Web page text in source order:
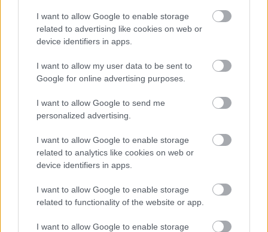
I want to allow Google to enable storage
related to advertising like cookies on web or
device identifiers in apps.
I want to allow my user data to be sent to
Google for online advertising purposes.
I want to allow Google to send me
personalized advertising.
I want to allow Google to enable storage
related to analytics like cookies on web or
device identifiers in apps.
I want to allow Google to enable storage
related to functionality of the website or app.
I want to allow Google to enable storage
Kalózok ejtették foglyul a diktátort
2016. 08. 14.|Tompa Dia
tovább